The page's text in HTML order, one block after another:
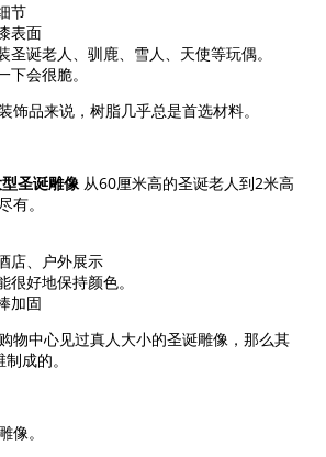
节
表面
圣诞老人、驯鹿、雪人、天使等玩偶。
下会很脆。
饰品来说，树脂几乎总是首选材料。
圣诞雕像从60厘米高的圣诞老人到2米高
有。
店、户外展示
很好地保持颜色。
加固
物中心见过真人大小的圣诞雕像，那么其
成的。
像。